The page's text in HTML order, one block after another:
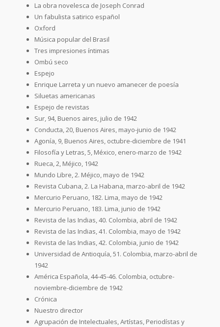
La obra novelesca de Joseph Conrad
Un fabulista satirico español
Oxford
Música popular del Brasil
Tres impresiones íntimas
Ombú seco
Espejo
Enrique Larreta y un nuevo amanecer de poesía
Siluetas americanas
Espejo de revistas
Sur, 94, Buenos aires, julio de 1942
Conducta, 20, Buenos Aires, mayo-junio de 1942
Agonía, 9, Buenos Aires, octubre-diciembre de 1941
Filosofía y Letras, 5, México, enero-marzo de 1942
Rueca, 2, Méjico, 1942
Mundo Libre, 2. Méjico, mayo de 1942
Revista Cubana, 2. La Habana, marzo-abril de 1942
Mercurio Peruano, 182. Lima, mayo de 1942
Mercurio Peruano, 183. Lima, junio de 1942
Revista de las Indias, 40. Colombia, abril de 1942
Revista de las Indias, 41. Colombia, mayo de 1942
Revista de las Indias, 42. Colombia, junio de 1942
Universidad de Antioquía, 51. Colombia, marzo-abril de
1942
América Española, 44-45-46. Colombia, octubre-
noviembre-diciembre de 1942
Crónica
Nuestro director
Agrupación de Intelectuales, Artístas, Periodístas y